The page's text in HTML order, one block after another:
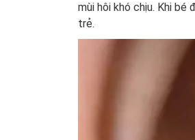
mùi hôi khó chịu. Khi bé
trẻ.